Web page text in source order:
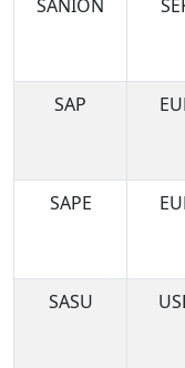
SANION
SAP
SAPE
SASU